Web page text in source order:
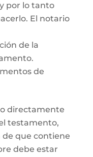
por lo tanto
El notario
de la
de
directamente
testamento,
de que contiene
debe estar